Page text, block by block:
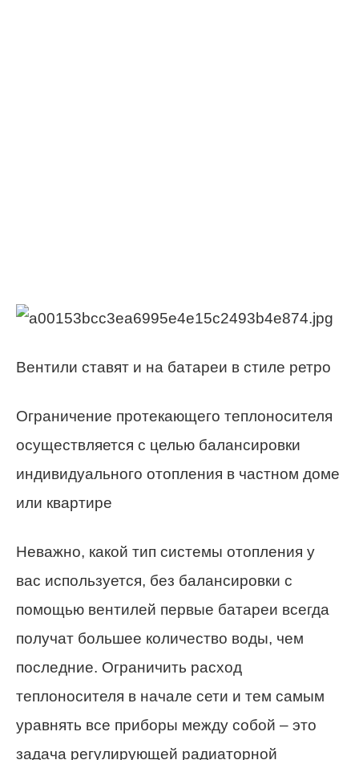
Вентили ставят и на батареи в стиле ретро
Ограничение протекающего теплоносителя
осуществляется с целью балансировки
индивидуального отопления в частном доме
или квартире
Неважно, какой тип системы отопления у
вас используется, без балансировки с
помощью вентилей первые батареи всегда
получат большее количество воды, чем
последние. Ограничить расход
теплоносителя в начале сети и тем самым
уравнять все приборы между собой – это
задача регулирующей радиаторной